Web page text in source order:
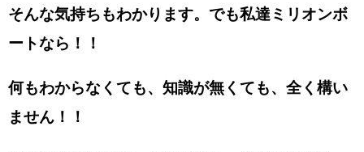
そんな気持ちもわかります。でも私達ミリオンボ
ートなら！！
何もわからなくても、知識が無くても、全く構い
ません！！